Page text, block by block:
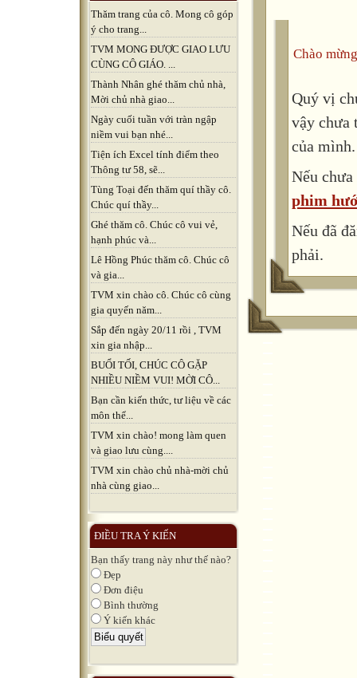
Thăm trang của cô. Mong cô góp
ý cho trang...
TVM MONG ĐƯỢC GIAO LƯU
CÙNG CÔ GIÁO. ...
Thành Nhân ghé thăm chủ nhà,
Mời chủ nhà giao...
Ngày cuối tuần với tràn ngập
niềm vui bạn nhé...
Tiện ích Excel tính điểm theo
Thông tư 58, sẽ...
Tùng Toại đến thăm quí thầy cô.
Chúc quí thầy...
Ghé thăm cô. Chúc cô vui vẻ,
hạnh phúc và...
Lê Hồng Phúc thăm cô. Chúc cô
và gia...
TVM xin chào cô. Chúc cô cùng
gia quyến năm...
Sắp đến ngày 20/11 rồi , TVM
xin gia nhập...
BUỔI TỐI, CHÚC CÔ GẶP
NHIỀU NIỀM VUI! MỜI CÔ...
Bạn cần kiến thức, tư liệu về các
môn thể...
TVM xin chào! mong làm quen
và giao lưu cùng....
TVM xin chào chủ nhà-mời chủ
nhà cùng giao...
ĐIỀU TRA Ý KIẾN
Bạn thấy trang này như thế nào?
Đẹp
Đơn điệu
Bình thường
Ý kiến khác
Chào
Quý vị
vậy chưa
của mình.
Nếu
phim
Nếu đã
phải.